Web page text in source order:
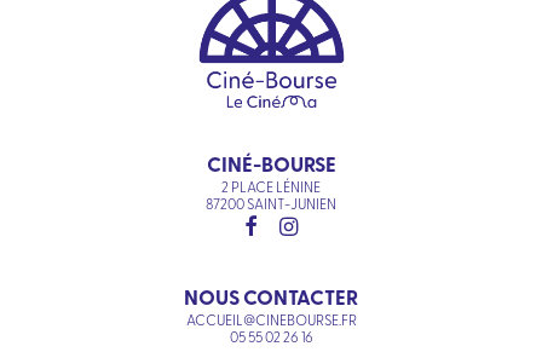
CINÉ-BOURSE
2 PLACE LÉNINE
87200 SAINT-JUNIEN
NOUS CONTACTER
ACCUEIL@CINEBOURSE.FR
05 55 02 26 16